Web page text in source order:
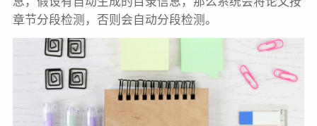
章节分段检测，否则会自动分段检测。